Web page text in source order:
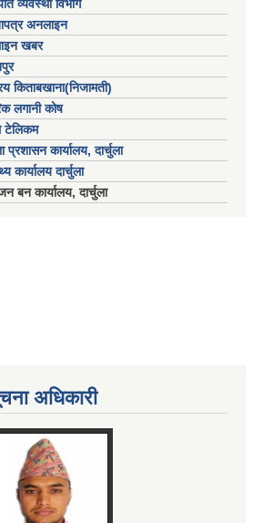
व्यवस्था विभाग
अनलाइन
खबर
किताबखाना(निजामती)
लगानी कोष
टेलिकम
प्रशासन कार्यालय, दार्चुला
कार्यालय दार्चुला
बन कार्यालय, दार्चुला
अधिकारी